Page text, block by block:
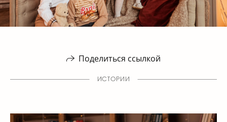
Поделиться ссылкой
ИСТОРИИ